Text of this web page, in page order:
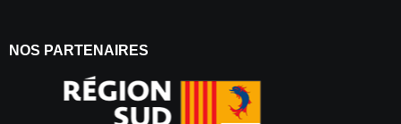
NOS PARTENAIRES